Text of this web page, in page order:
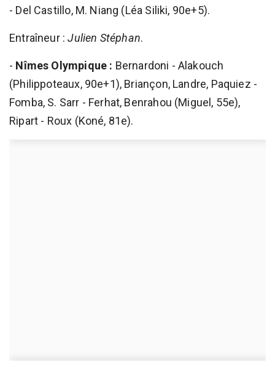
- Del Castillo, M. Niang (Léa Siliki, 90e+5).
Entraîneur :Julien Stéphan.
- Nîmes Olympique : Bernardoni - Alakouch
(Philippoteaux, 90e+1), Briançon, Landre, Paquiez -
Fomba, S. Sarr - Ferhat, Benrahou (Miguel, 55e),
Ripart - Roux (Koné, 81e).